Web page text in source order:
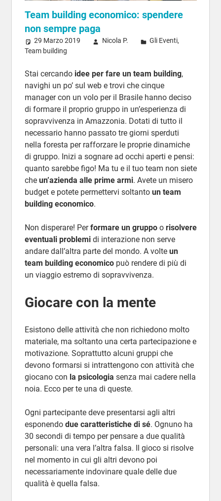
Team building economico: spendere
non sempre paga
29 Marzo 2019 Nicola P. Gli Eventi,
Team building
Stai cercando idee per fare un team building,
navighi un po’ sul web e trovi che cinque
manager con un volo per il Brasile hanno deciso
di formare il proprio gruppo in un’esperienza di
sopravvivenza in Amazzonia. Dotati di tutto il
necessario hanno passato tre giorni sperduti
nella foresta per rafforzare le proprie dinamiche
di gruppo. Inizi a sognare ad occhi aperti e pensi:
quanto sarebbe figo! Ma tu e il tuo team non siete
che un’azienda alle prime armi. Avete un misero
budget e potete permettervi soltanto un team
building economico.
Non disperare! Performare un gruppoo risolvere
eventuali problemidi interazione non serve
andare dall’altra parte del mondo. A volte un
team building economicopuò rendere di più di
un viaggio estremo di sopravvivenza.
Giocare con la mente
Esistono delle attività che non richiedono molto
materiale, ma soltanto una certa partecipazione e
motivazione. Soprattutto alcuni gruppi che
devono formarsi si intrattengono con attività che
giocano con la psicologia senza mai cadere nella
noia. Ecco per te una di queste.
Ogni partecipante deve presentarsi agli altri
esponendo due caratteristiche di sé. Ognuno ha
30 secondi di tempo per pensare a due qualità
personali: una vera l’altra falsa. Il gioco si risolve
nel momento in cui gli altri devono poi
necessariamente indovinare quale delle due
qualità è quella falsa.